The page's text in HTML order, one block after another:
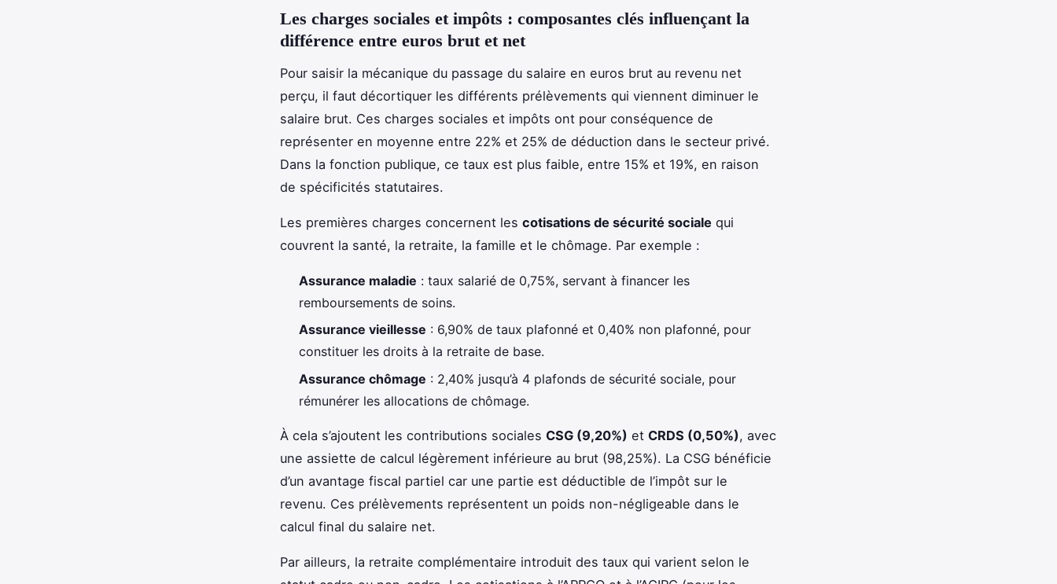
Les charges sociales et impôts : composantes clés influençant la
différence entre euros brut et net
Pour saisir la mécanique du passage du salaire en euros brut au revenu net
perçu, il faut décortiquer les différents prélèvements qui viennent diminuer le
salaire brut. Ces charges sociales et impôts ont pour conséquence de
représenter en moyenne entre 22% et 25% de déduction dans le secteur privé.
Dans la fonction publique, ce taux est plus faible, entre 15% et 19%, en raison
de spécificités statutaires.
Les premières charges concernent les cotisations de sécurité sociale qui
couvrent la santé, la retraite, la famille et le chômage. Par exemple :
Assurance maladie : taux salarié de 0,75%, servant à financer les
remboursements de soins.
Assurance vieillesse : 6,90% de taux plafonné et 0,40% non plafonné, pour
constituer les droits à la retraite de base.
Assurance chômage : 2,40% jusqu’à 4 plafonds de sécurité sociale, pour
rémunérer les allocations de chômage.
À cela s’ajoutent les contributions sociales CSG (9,20%) et CRDS (0,50%), avec
une assiette de calcul légèrement inférieure au brut (98,25%). La CSG bénéficie
d’un avantage fiscal partiel car une partie est déductible de l’impôt sur le
revenu. Ces prélèvements représentent un poids non-négligeable dans le
calcul final du salaire net.
Par ailleurs, la retraite complémentaire introduit des taux qui varient selon le